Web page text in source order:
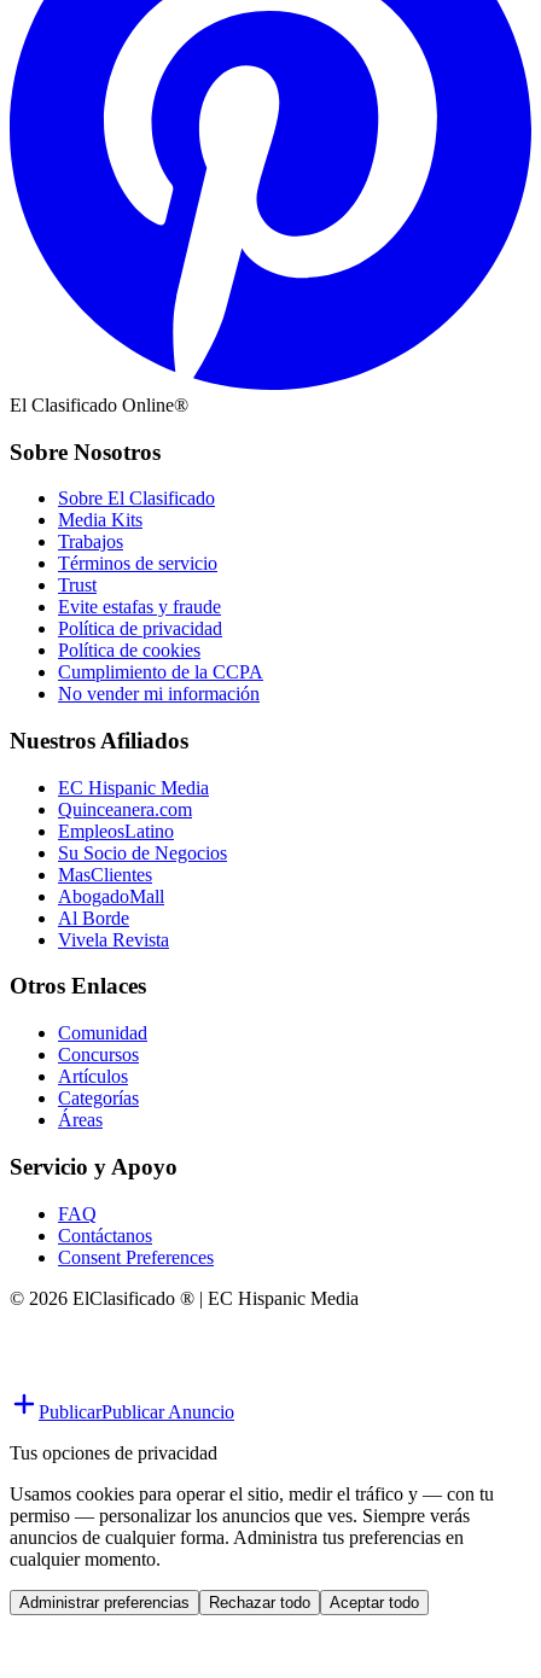
El Clasificado Online®
Sobre Nosotros
Sobre El Clasificado
Media Kits
Trabajos
Términos de servicio
Trust
Evite estafas y fraude
Política de privacidad
Política de cookies
Cumplimiento de la CCPA
No vender mi información
Nuestros Afiliados
EC Hispanic Media
Quinceanera.com
EmpleosLatino
Su Socio de Negocios
MasClientes
AbogadoMall
Al Borde
Vivela Revista
Otros Enlaces
Comunidad
Concursos
Artículos
Categorías
Áreas
Servicio y Apoyo
FAQ
Contáctanos
Consent Preferences
© 2026 ElClasificado ® | EC Hispanic Media
PublicarPublicar Anuncio
Tus opciones de privacidad
Usamos cookies para operar el sitio, medir el tráfico y — con tu
permiso — personalizar los anuncios que ves. Siempre verás
anuncios de cualquier forma. Administra tus preferencias en
cualquier momento.
Administrar preferencias Rechazar todo Aceptar todo